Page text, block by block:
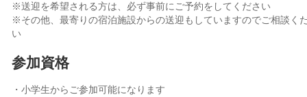
※送迎を希望される方は、必ず事前にご予約をしてください
※その他、最寄りの宿泊施設からの送迎もしていますのでご相談く
い
参加資格
・小学生からご参加可能になります